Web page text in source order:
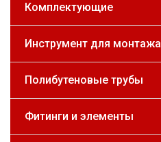
Комплектующие
Инструмент для монтажа
Полибутеновые трубы
Фитинги и элементы